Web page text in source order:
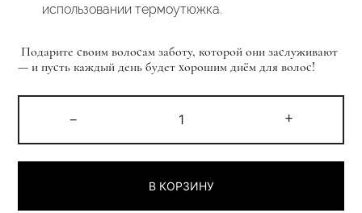
использовании термоутюжка.
Подарите своим волосам заботу, которой они заслуживают
— и пусть каждый день будет хорошим днём для волос!
-
товара
Экспресс-
5
+
В КОРЗИНУ